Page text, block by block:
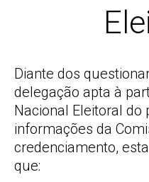
Diante dos
delegação apta à
Nacional Eleitoral do
informações da
credenciamento,
que: